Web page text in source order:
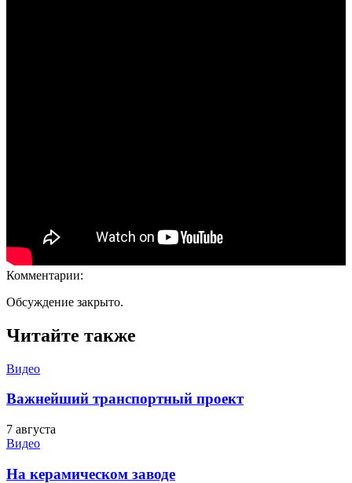
Комментарии:
Обсуждение закрыто.
Читайте также
Видео
Важнейший транспортный проект
7 августа
Видео
На керамическом заводе